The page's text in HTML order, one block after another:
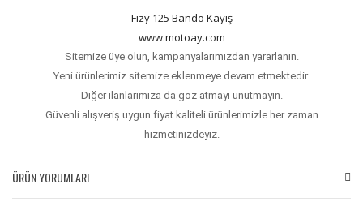
Fizy 125 Bando Kayış
www.motoay.com
Sitemize üye olun, kampanyalarımızdan yararlanın.
Yeni ürünlerimiz sitemize eklenmeye devam etmektedir.
Diğer ilanlarımıza da göz atmayı unutmayın.
Güvenli alışveriş uygun fiyat kaliteli ürünlerimizle her zaman
hizmetinizdeyiz.
ÜRÜN YORUMLARI